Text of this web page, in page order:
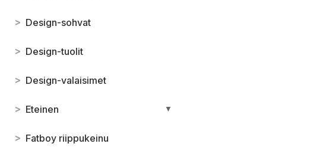
> Design-sohvat
> Design-tuolit
> Design-valaisimet
> Eteinen ▼
> Fatboy riippukeinu